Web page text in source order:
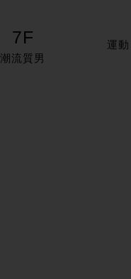
7F
潮流質男
運動